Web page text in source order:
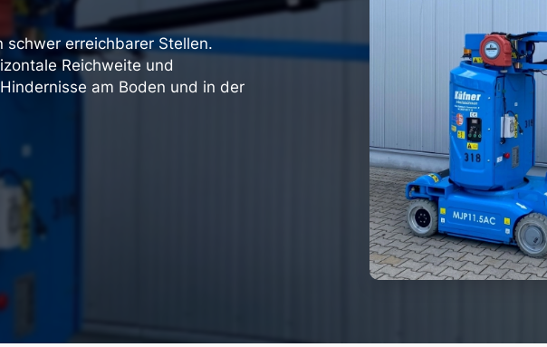
schwer erreichbarer Stellen.
Reichweite und
am Boden und in der